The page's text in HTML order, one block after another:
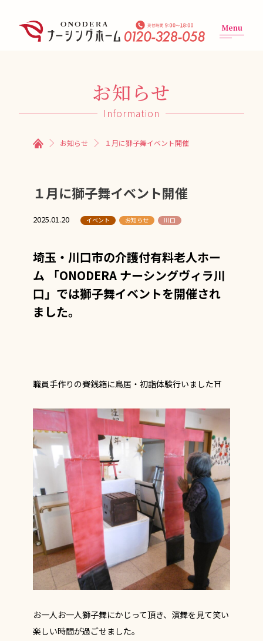
Menu
お知らせ
Information
お知らせ １月に獅子舞イベント開催
１月に獅子舞イベント開催
2025.01.20 イベント お知らせ 川口
埼玉・川口市の介護付有料老人ホー
ム
「ONODERA ナーシングヴィラ川
口」では獅子舞イベントを開催され
ました。
職員手作りの賽銭箱に鳥居・初詣体験行いました⛩️
お一人お一人獅子舞にかじって頂き、演舞を見て笑い
楽しい時間が過ごせました。